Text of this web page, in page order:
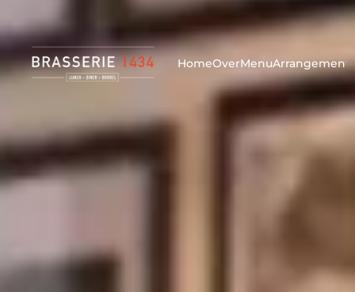
Werken bij Brasserie 1434? Klik voor vacatures!
HomeOverMenu
Betaald parkeren